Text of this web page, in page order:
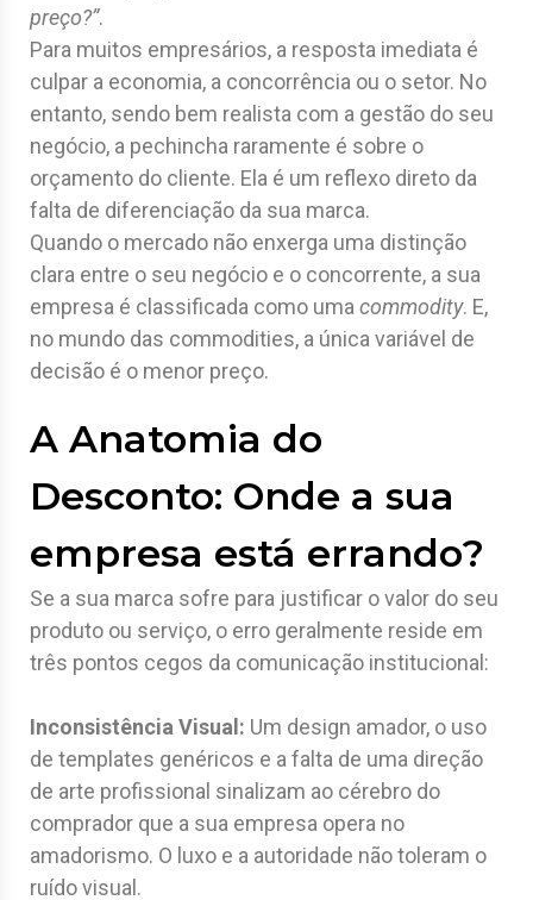
preço?”.
Para muitos empresários, a resposta imediata é
culpar a economia, a concorrência ou o setor. No
entanto, sendo bem realista com a gestão do seu
negócio, a pechincha raramente é sobre o
orçamento do cliente. Ela é um reflexo direto da
falta de diferenciação da sua marca.
Quando o mercado não enxerga uma distinção
clara entre o seu negócio e o concorrente, a sua
empresa é classificada como umacommodity. E,
no mundo das commodities, a única variável de
decisão é o menor preço.
A Anatomia do
Desconto: Onde a sua
empresa está errando?
Se a sua marca sofre para justificar o valor do seu
produto ou serviço, o erro geralmente reside em
três pontos cegos da comunicação institucional:
Inconsistência Visual: Um design amador, o uso
de templates genéricos e a falta de uma direção
de arte profissional sinalizam ao cérebro do
comprador que a sua empresa opera no
amadorismo. O luxo e a autoridade não toleram o
ruído visual.